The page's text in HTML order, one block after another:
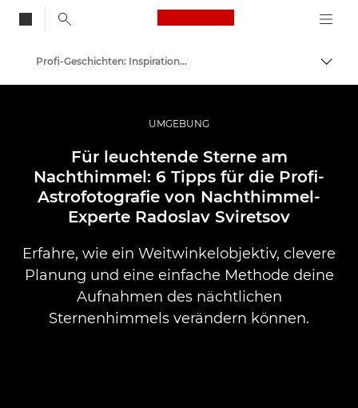
Canon Logo, back
Auf
Profi-Geschichten: Inspirationen für Foto, Video und Durck
UMGEBUNG
Für leuchtende Sterne am
Nachthimmel: 6 Tipps für die Profi-
Astrofotografie von Nachthimmel-
Experte Radoslav Sviretsov
Erfahre, wie ein Weitwinkelobjektiv, clevere
Planung und eine einfache Methode deine
Aufnahmen des nächtlichen
Sternenhimmels verändern können.